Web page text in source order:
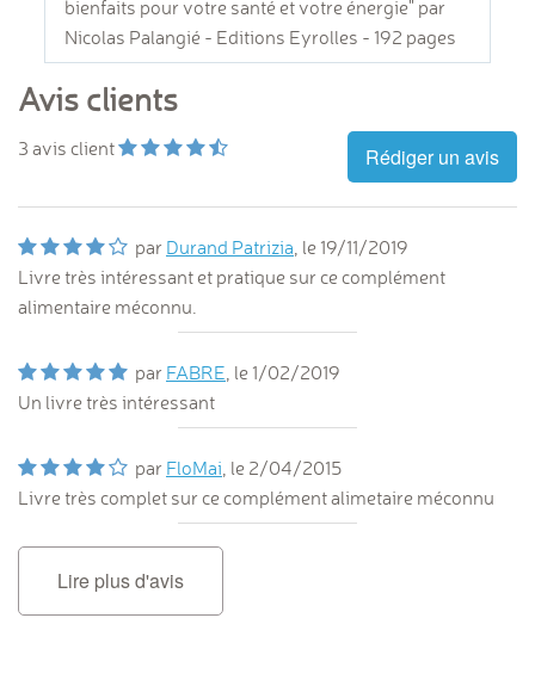
bienfaits pour votre santé et votre énergie" par
Nicolas Palangié - Editions Eyrolles - 192 pages
Avis clients
3 avis client Rédiger un avis
par Durand Patrizia, le 19/11/2019
Livre très intéressant et pratique sur ce complément
alimentaire méconnu.
par FABRE, le 1/02/2019
Un livre très intéressant
par FloMai, le 2/04/2015
Livre très complet sur ce complément alimetaire méconnu
Lire plus d'avis